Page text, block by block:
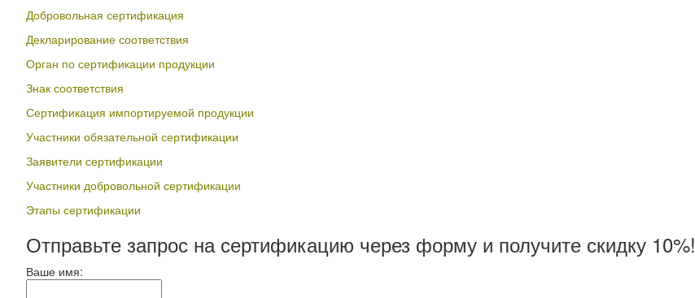
Добровольная сертификация
Декларирование соответствия
Орган по сертификации продукции
Знак соответствия
Сертификация импортируемой продукции
Участники обязательной сертификации
Заявители сертификации
Участники добровольной сертификации
Этапы сертификации
Отправьте запрос на сертификацию через форму и получите скидку 10%!
Ваше имя: